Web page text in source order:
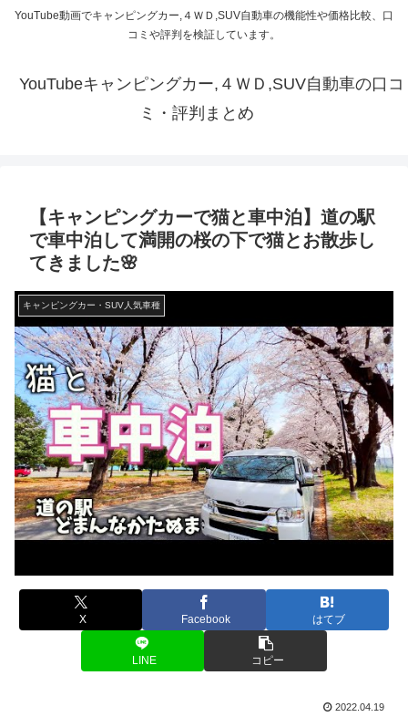
YouTube動画でキャンピングカー,４ＷＤ,SUV自動車の機能性や価格比較、口
コミや評判を検証しています。
YouTubeキャンピングカー,４ＷＤ,SUV自動車の口コ
ミ・評判まとめ
【キャンピングカーで猫と車中泊】道の駅
で車中泊して満開の桜の下で猫とお散歩し
てきました🌸
キャンピングカー・SUV人気車種
X Facebook はてブ
LINE コピー
2022.04.19